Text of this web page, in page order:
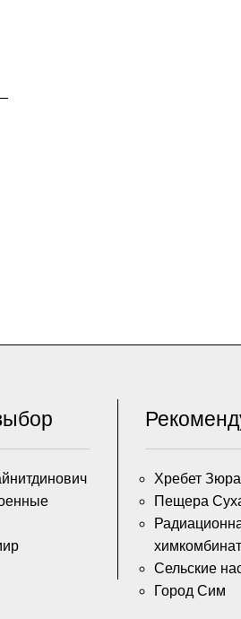
Хребет
Пещера
Сельские
Город Сим